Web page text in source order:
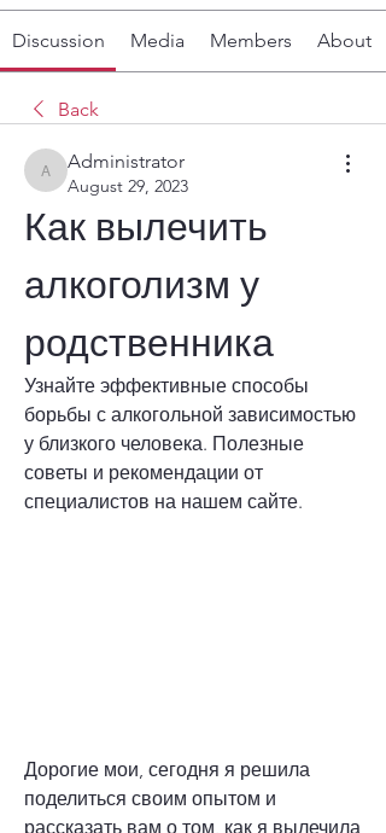
Discussion Media Members About
Back
Administrator
Administrator
August 29, 2023
Как вылечить
алкоголизм у
родственника
Узнайте эффективные способы
борьбы с алкогольной зависимостью
у близкого человека. Полезные
советы и рекомендации от
специалистов на нашем сайте.
Дорогие мои, сегодня я решила
поделиться своим опытом и
рассказать вам о том, как я вылечила